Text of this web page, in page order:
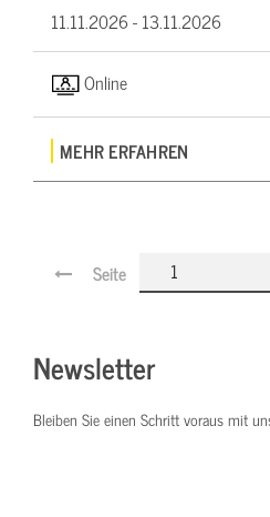
11.11.2026 -13.11.2026
Online
MEHR ERFAHREN
Seite
Newsletter
Bleiben Sie einen Schritt voraus mit